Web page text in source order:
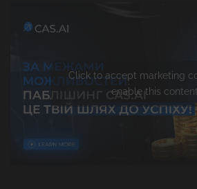
Click to accept marketing
enable this content